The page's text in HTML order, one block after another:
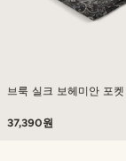
브룩 실크 보헤미안 포
37,390원